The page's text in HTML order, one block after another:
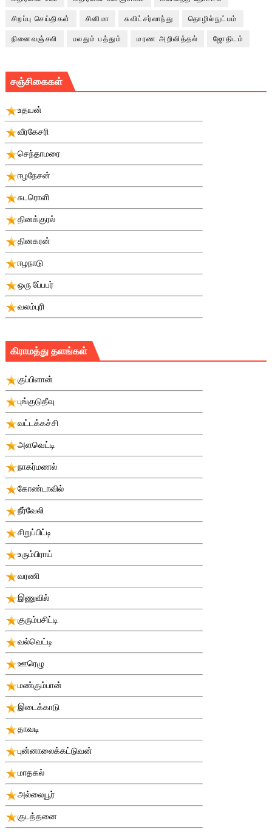
சிறப்பு செய்திகள் சினிமா சுவிட்சர்லாந்து தொழில்நுட்பம்
நினைவஞ்சலி பலதும் பத்தும் மரண அறிவித்தல் ஜோதிடம்
சஞ்சிகைகள்
உதயன்
வீரகேசரி
செந்தாமரை
ஈழநேசன்
சுடரொளி
தினக்குரல்
தினகரன்
ஈழநாடு
ஒரு பே்பபர்
வலம்புரி
கிராமத்து தளங்கள்
குப்பிளான்
புங்குடுதீவு
வட்டக்கச்சி
அளவெட்டி
நாகர்மணல்
கோண்டாவில்
நீர்வேலி
சிறுப்பிட்டி
உரும்பிராய்
வரணி
இணுவில்
குரும்பசிட்டி
வல்வெட்டி
ஊரெழு
மண்கும்பான்
இடைக்காடு
தாவடி
புன்னாலைக்கட்டுவன்
மாதகல்
அல்லையூர்
குடத்தனை